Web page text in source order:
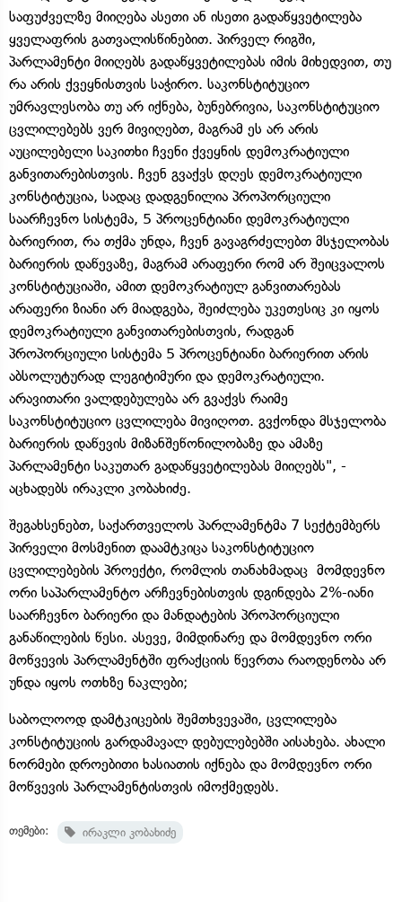
საფუძველზე მიიღება ასეთი ან ისეთი გადაწყვეტილება
ყველაფრის გათვალისწინებით. პირველ რიგში,
პარლამენტი მიიღებს გადაწყვეტილებას იმის მიხედვით, თუ
რა არის ქვეყნისთვის საჭირო. საკონსტიტუციო
უმრავლესობა თუ არ იქნება, ბუნებრივია, საკონსტიტუციო
ცვლილებებს ვერ მივიღებთ, მაგრამ ეს არ არის
აუცილებელი საკითხი ჩვენი ქვეყნის დემოკრატიული
განვითარებისთვის. ჩვენ გვაქვს დღეს დემოკრატიული
კონსტიტუცია, სადაც დადგენილია პროპორციული
საარჩევნო სისტემა, 5 პროცენტიანი დემოკრატიული
ბარიერით, რა თქმა უნდა, ჩვენ გავაგრძელებთ მსჯელობას
ბარიერის დაწევაზე, მაგრამ არაფერი რომ არ შეიცვალოს
კონსტიტუციაში, ამით დემოკრატიულ განვითარებას
არაფერი ზიანი არ მიადგება, შეიძლება უკეთესიც კი იყოს
დემოკრატიული განვითარებისთვის, რადგან
პროპორციული სისტემა 5 პროცენტიანი ბარიერით არის
აბსოლუტურად ლეგიტიმური და დემოკრატიული.
არავითარი ვალდებულება არ გვაქვს რაიმე
საკონსტიტუციო ცვლილება მივიღოთ. გვქონდა მსჯელობა
ბარიერის დაწევის მიზანშეწონილობაზე და ამაზე
პარლამენტი საკუთარ გადაწყვეტილებას მიიღებს", -
აცხადებს ირაკლი კობახიძე.
შეგახსენებთ, საქართველოს პარლამენტმა 7 სექტემბერს
პირველი მოსმენით დაამტკიცა საკონსტიტუციო
ცვლილებების პროექტი, რომლის თანახმადაც მომდევნო
ორი საპარლამენტო არჩევნებისთვის დგინდება 2%-იანი
საარჩევნო ბარიერი და მანდატების პროპორციული
განაწილების წესი. ასევე, მიმდინარე და მომდევნო ორი
მოწვევის პარლამენტში ფრაქციის წევრთა რაოდენობა არ
უნდა იყოს ოთხზე ნაკლები;
საბოლოოდ დამტკიცების შემთხვევაში, ცვლილება
კონსტიტუციის გარდამავალ დებულებებში აისახება. ახალი
ნორმები დროებითი ხასიათის იქნება და მომდევნო ორი
მოწვევის პარლამენტისთვის იმოქმედებს.
თემები: ირაკლი კობახიძე